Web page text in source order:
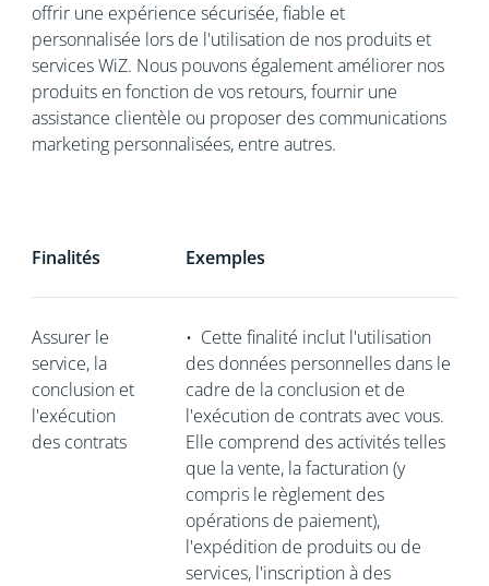
offrir une expérience sécurisée, fiable et
personnalisée lors de l'utilisation de nos produits et
services WiZ. Nous pouvons également améliorer nos
produits en fonction de vos retours, fournir une
assistance clientèle ou proposer des communications
marketing personnalisées, entre autres.
Finalités Exemples
Assurer le
service, la
conclusion et
l'exécution
des contrats
• Cette finalité inclut l'utilisation
des données personnelles dans le
cadre de la conclusion et de
l'exécution de contrats avec vous.
Elle comprend des activités telles
que la vente, la facturation (y
compris le règlement des
opérations de paiement),
l'expédition de produits ou de
services, l'inscription à des